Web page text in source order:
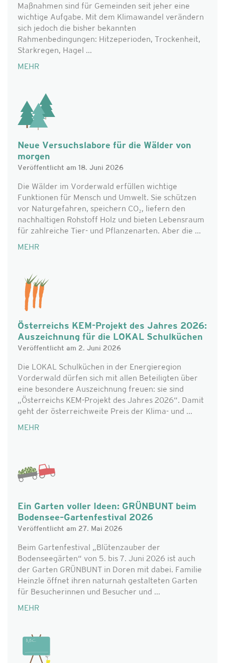
Maßnahmen sind für Gemeinden seit jeher eine
wichtige Aufgabe. Mit dem Klimawandel verändern
sich jedoch die bisher bekannten
Rahmenbedingungen: Hitzeperioden, Trockenheit,
Starkregen, Hagel ...
MEHR
Neue Versuchslabore für die Wälder von
morgen
Veröffentlicht am 18. Juni 2026
Die Wälder im Vorderwald erfüllen wichtige
Funktionen für Mensch und Umwelt. Sie schützen
vor Naturgefahren, speichern CO₂, liefern den
nachhaltigen Rohstoff Holz und bieten Lebensraum
für zahlreiche Tier- und Pflanzenarten. Aber die ...
MEHR
Österreichs KEM-Projekt des Jahres 2026:
Auszeichnung für die LOKAL Schulküchen
Veröffentlicht am 2. Juni 2026
Die LOKAL Schulküchen in der Energieregion
Vorderwald dürfen sich mit allen Beteiligten über
eine besondere Auszeichnung freuen: sie sind
„Österreichs KEM-Projekt des Jahres 2026“. Damit
geht der österreichweite Preis der Klima- und ...
MEHR
Ein Garten voller Ideen: GRÜNBUNT beim
Bodensee–Gartenfestival 2026
Veröffentlicht am 27. Mai 2026
Beim Gartenfestival „Blütenzauber der
Bodenseegärten“ von 5. bis 7. Juni 2026 ist auch
der Garten GRÜNBUNT in Doren mit dabei. Familie
Heinzle öffnet ihren naturnah gestalteten Garten
für Besucherinnen und Besucher und ...
MEHR